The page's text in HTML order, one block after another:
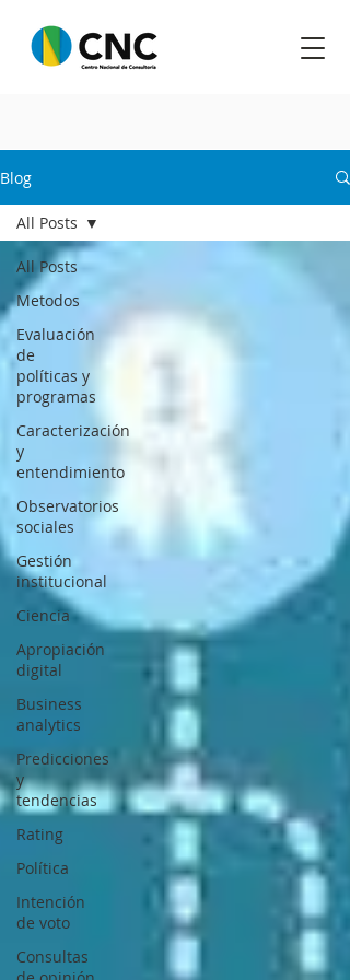
Blog
All Posts
Metodos
Evaluación
de
políticas y
programas
Caracterización
y
entendimiento
Observatorios
sociales
Gestión
institucional
Ciencia
Apropiación
digital
Business
analytics
Predicciones
y
tendencias
Rating
Política
Intención
de voto
Consultas
All Posts